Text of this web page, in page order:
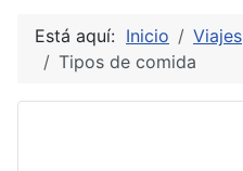
Está aquí: Inicio Viajes
Tipos de comida